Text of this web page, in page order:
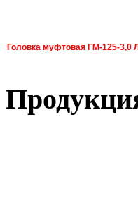
Головка муфтовая ГМ-125-3,0 Л